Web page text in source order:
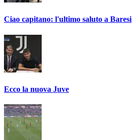
Ciao capitano: l'ultimo saluto a Baresi
Ecco la nuova Juve